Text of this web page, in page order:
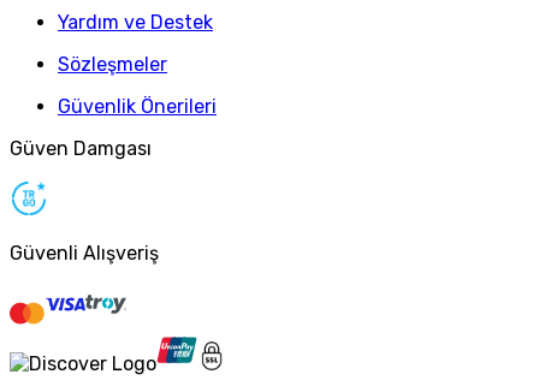
Yardım ve Destek
Sözleşmeler
Güvenlik Önerileri
Güven Damgası
Güvenli Alışveriş